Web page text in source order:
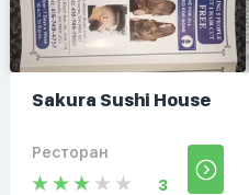
Sakura Sushi House
Ресторан
3